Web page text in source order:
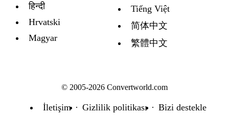
हिन्दी
Hrvatski
Magyar
Tiếng Việt
简体中文
繁體中文
© 2005-2026 Convertworld.com
İletişim Gizlilik politikası Bizi destekle